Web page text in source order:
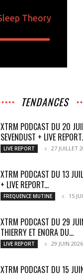
TENDANCES
XTRM PODCAST DU 20
SEVENDUST + LIVE
LIVE REPORT 27 JUILLET
XTRM PODCAST DU 13
+ LIVE REPORT...
FREQUENCE MUTINE 15
XTRM PODCAST DU 29
THIERRY ET ENORA DU...
LIVE REPORT 29 JUIN 2026
XTRM PODCAST DU 15